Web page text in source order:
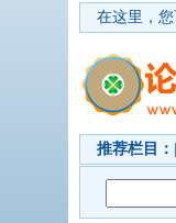
在这里，您
推荐栏目：